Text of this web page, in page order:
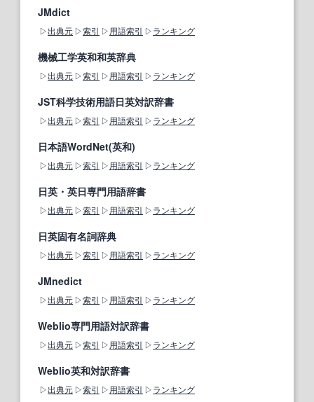
JMdict
出典元 索引 用語索引 ランキング
機械工学英和和英辞典
出典元 索引 用語索引 ランキング
JST科学技術用語日英対訳辞書
出典元 索引 用語索引 ランキング
日本語WordNet(英和)
出典元 索引 用語索引 ランキング
日英・英日専門用語辞書
出典元 索引 用語索引 ランキング
日英固有名詞辞典
出典元 索引 用語索引 ランキング
JMnedict
出典元 索引 用語索引 ランキング
Weblio専門用語対訳辞書
出典元 索引 用語索引 ランキング
Weblio英和対訳辞書
出典元 索引 用語索引 ランキング